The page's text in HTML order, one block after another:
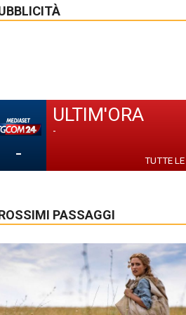
-
ULTIM'ORA
-
TUTTE
PASSAGGI